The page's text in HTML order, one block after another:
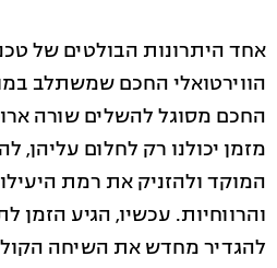
הווירטואלי החכם שמשתלב
החכם מסוגל להשלים שורה
מזמן יכולנו רק לחלום
המוקד ולהזניק את רמת
והרווחיות. עכשיו, הגיע הזמן
להגדיר מחדש את השיחה